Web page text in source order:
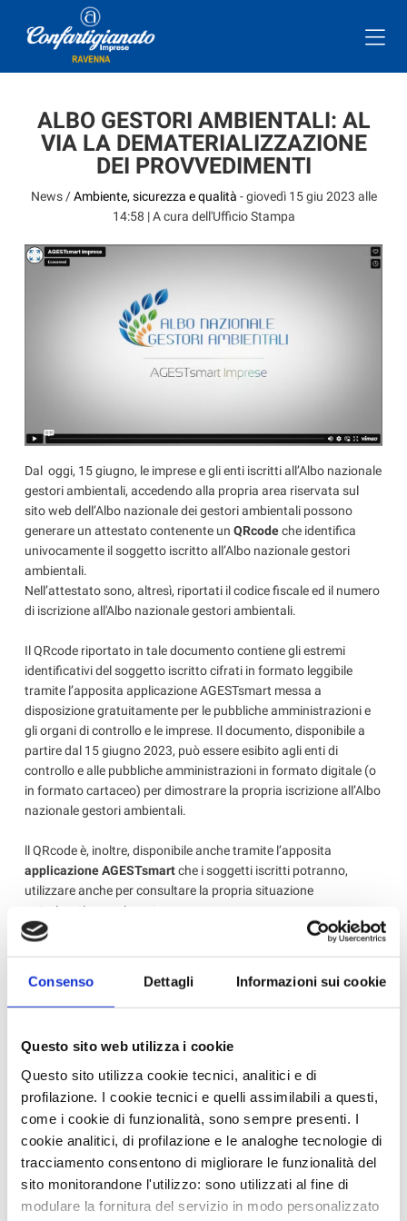
Consenso Dettagli Informazioni sui cookie
Questo sito web utilizza i cookie
Questo sito utilizza cookie tecnici, analitici e di
profilazione. I cookie tecnici e quelli assimilabili a questi,
come i cookie di funzionalità, sono sempre presenti. I
cookie analitici, di profilazione e le analoghe tecnologie di
tracciamento consentono di migliorare le funzionalità del
sito monitorandone l'utilizzo: sono utilizzati al fine di
modulare la fornitura del servizio in modo personalizzato
ALBO GESTORI AMBIENTALI: AL
VIA LA DEMATERIALIZZAZIONE
DEI PROVVEDIMENTI
News /Ambiente, sicurezza e qualità -giovedì 15 giu 2023 alle
14:58 | A cura dell'Ufficio Stampa
Dal oggi, 15 giugno, le imprese e gli enti iscritti all’Albo nazionale
gestori ambientali, accedendo alla propria area riservata sul
sito web dell’Albo nazionale dei gestori ambientali possono
generare un attestato contenente unQRcodeche identifica
univocamente il soggetto iscritto all’Albo nazionale gestori
ambientali.
Nell’attestato sono, altresì, riportati il codice fiscale ed il numero
di iscrizione all'Albo nazionale gestori ambientali.
Il QRcode riportato in tale documento contiene gli estremi
identificativi del soggetto iscritto cifrati in formato leggibile
tramite l’apposita applicazione AGESTsmart messa a
disposizione gratuitamente per le pubbliche amministrazioni e
gli organi di controllo e le imprese. Il documento, disponibile a
partire dal 15 giugno 2023, può essere esibito agli enti di
controllo e alle pubbliche amministrazioni in formato digitale (o
in formato cartaceo) per dimostrare la propria iscrizione all’Albo
nazionale gestori ambientali.
ll QRcode è, inoltre, disponibile anche tramite l’apposita
applicazione AGESTsmartche i soggetti iscritti potranno,
utilizzare anche per consultare la propria situazione
autorizzativa aggiornata.
disponibile (ovviamente in maniera gratuita) negli store digitali
per iOS e Android)
‹ Torna all'elenco
News in Primo Piano
- AZIENDEPIÙ 3/2026 (FASCICOLO NR. 128) -
GIUGNO/LUGLIO/AGOSTO 2026 IN ...
- CONFARTIGIANATO IMPRESE RAVENNA E WELFARE